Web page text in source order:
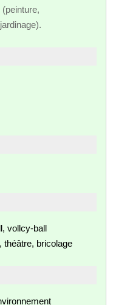
vollcy-ball
théâtre, bricolage